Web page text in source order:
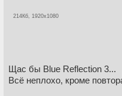
214Кб, 1920x1080
Щас бы Blue Reflection 3...
Всё неплохо, кроме